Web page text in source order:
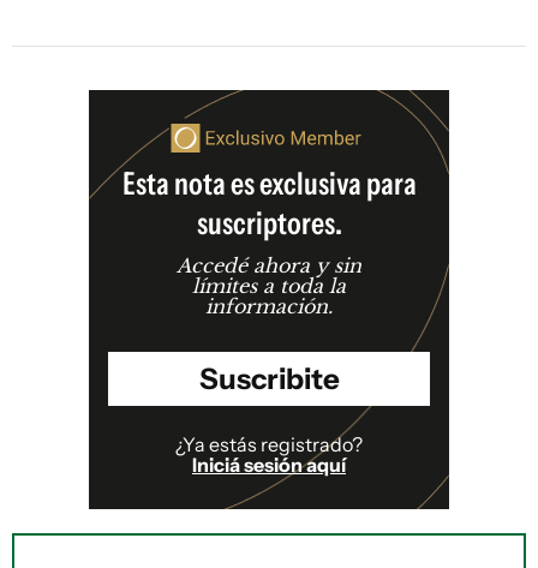
Esta nota es exclusiva para
suscriptores.
Accedé ahora y sin
límites a toda la
información.
Suscribite
¿Ya estás registrado?
Iniciá sesión aquí